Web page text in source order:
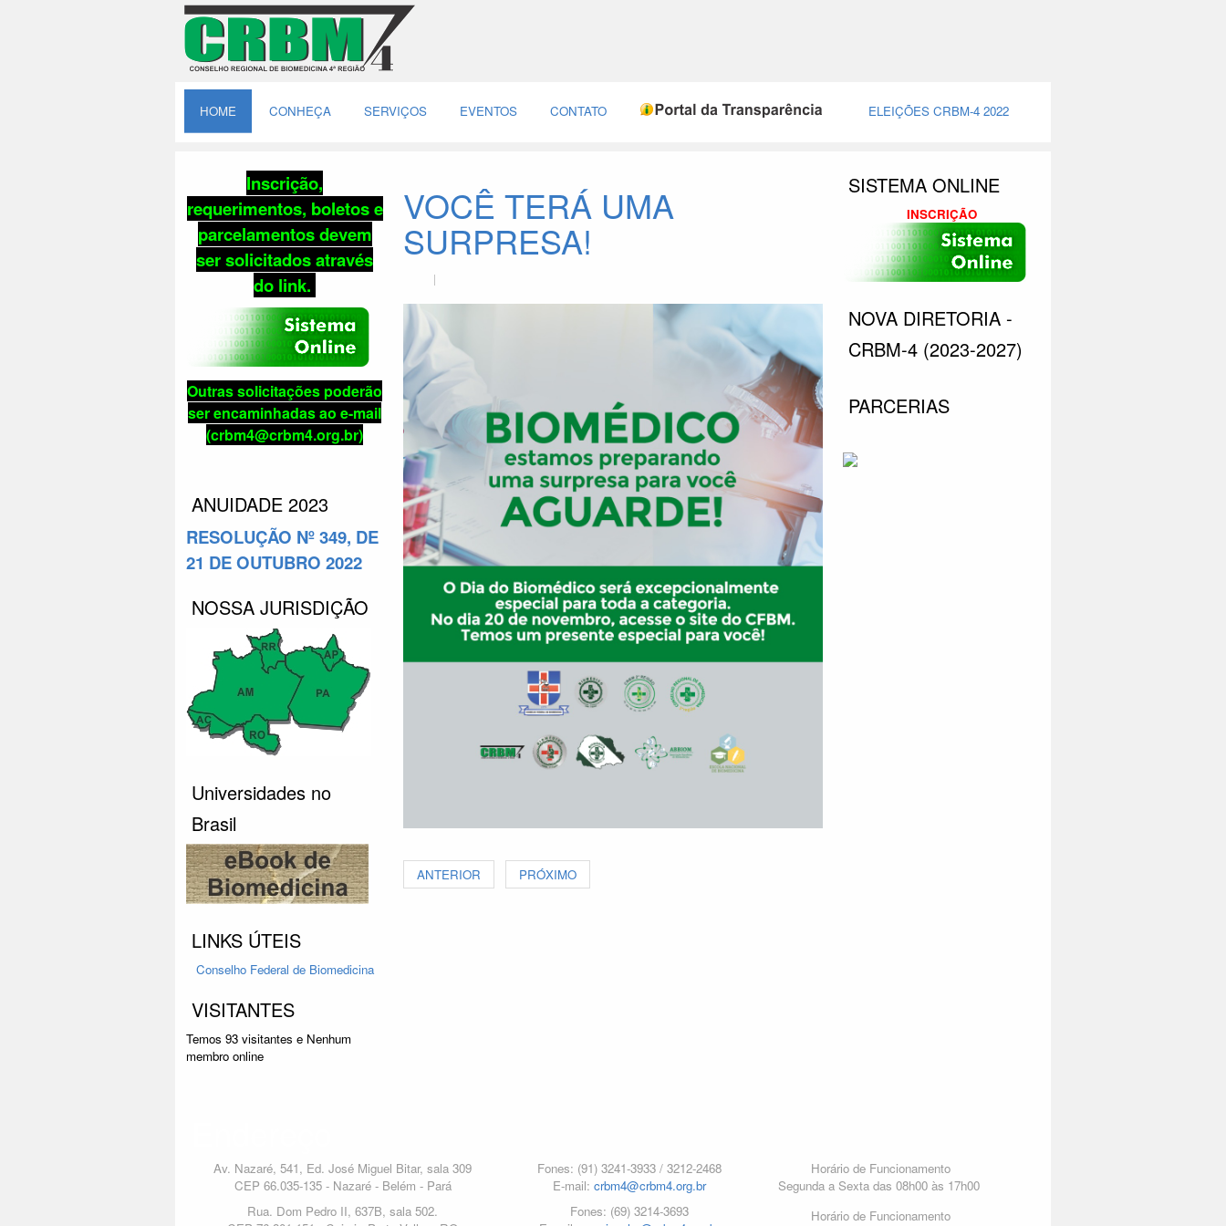
HOME CONHEÇA SERVIÇOS EVENTOS CONTATO ELEIÇÕES CRBM-4 2022
Inscrição,
requerimentos, boletos e
parcelamentosdevem
ser solicitados através
do link.
Outras solicitações poderão
ser encaminhadas ao e-mail
(crbm4@crbm4.org.br)
ANUIDADE 2023
RESOLUÇÃO Nº 349, DE
21 DE OUTUBRO 2022
NOSSA JURISDIÇÃO
Universidades no
Brasil
LINKS ÚTEIS
Conselho Federal de Biomedicina
VISITANTES
Temos 93 visitantes e Nenhum
membro online
VOCÊ TERÁ UMA
SURPRESA!
ANTERIOR PRÓXIMO
SISTEMA ONLINE
INSCRIÇÃO
NOVA DIRETORIA -
CRBM-4 (2023-2027)
PARCERIAS
Av. Nazaré, 541, Ed. José Miguel Bitar, sala 309
CEP 66.035-135 - Nazaré - Belém - Pará
Fones: (91) 3241-3933 / 3212-2468
E-mail: crbm4@crbm4.org.br
Horário de Funcionamento
Segunda a Sexta das 08h00 às 17h00
Rua. Dom Pedro II, 637B, sala 502.
Fones: (69) 3214-3693
Horário de Funcionamento